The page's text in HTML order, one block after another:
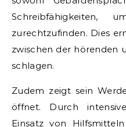
zurechtzufinden. Dies
zwischen der hörenden
schlagen.
Zudem zeigt sein
öffnet. Durch
Einsatz von